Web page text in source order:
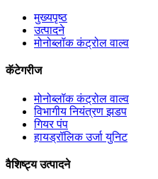
मुख्यपृष्ठ
उत्पादने
मोनोब्लॉक कंट्रोल वाल्व
कॅटेगरीज
मोनोब्लॉक कंट्रोल वाल्व
विभागीय नियंत्रण झडप
गियर पंप
हायड्रॉलिक उर्जा युनिट
वैशिष्ट्य उत्पादने